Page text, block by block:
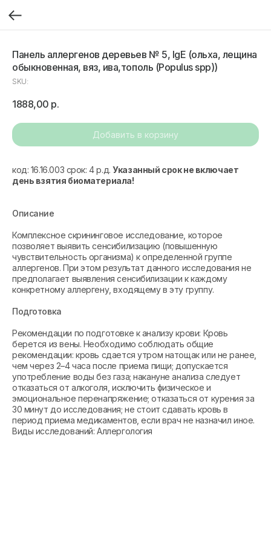
Панель аллергенов деревьев № 5, IgE (oльха, лещина
обыкновенная, вяз, ива,тополь (Populus spp))
SKU:
1888,00 р.
Добавить в корзину
код: 16.16.003 срок: 4 р.д.Указанный срок не включает
день взятия биоматериала!
Описание
Комплексное скрининговое исследование, которое
позволяет выявить сенсибилизацию (повышенную
чувствительность организма) к определенной группе
аллергенов. При этом результат данного исследования не
предполагает выявления сенсибилизации к каждому
конкретному аллергену, входящему в эту группу.
Подготовка
Рекомендации по подготовке к анализу крови: Кровь
берется из вены. Необходимо соблюдать общие
рекомендации: кровь сдается утром натощак или не ранее,
чем через 2–4 часа после приема пищи; допускается
употребление воды без газа; накануне анализа следует
отказаться от алкоголя, исключить физическое и
эмоциональное перенапряжение; отказаться от курения за
30 минут до исследования; не стоит сдавать кровь в
период приема медикаментов, если врач не назначил иное.
Виды исследований: Аллергология